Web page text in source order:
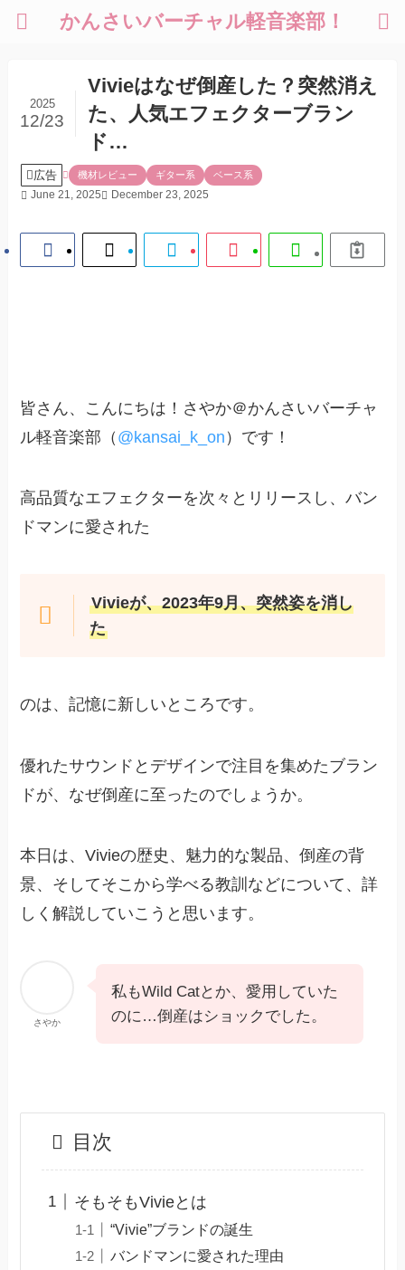
かんさいバーチャル軽音楽部！
Vivieはなぜ倒産した？突然消え
た、人気エフェクターブラン
ド…
2025
12/23
広告 機材レビュー ギター系 ベース系
June 21, 2025 December 23, 2025
皆さん、こんにちは！さやか＠かんさいバーチャ
ル軽音楽部（ @kansai_k_on ）です！
高品質なエフェクターを次々とリリースし、バン
ドマンに愛された
Vivieが、2023年9月、突然姿を消し
た
のは、記憶に新しいところです。
優れたサウンドとデザインで注目を集めたブラン
ドが、なぜ倒産に至ったのでしょうか。
本日は、Vivieの歴史、魅力的な製品、倒産の背
景、そしてそこから学べる教訓などについて、詳
しく解説していこうと思います。
さやか
私もWild Catとか、愛用していた
のに…倒産はショックでした。
目次
そもそもVivieとは
“Vivie”ブランドの誕生
バンドマンに愛された理由